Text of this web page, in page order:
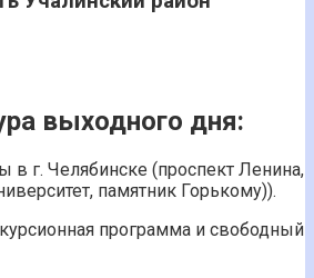
выходного дня:
в г. Челябинске (проспект Ленина,
памятник Горькому)).
программа и свободный